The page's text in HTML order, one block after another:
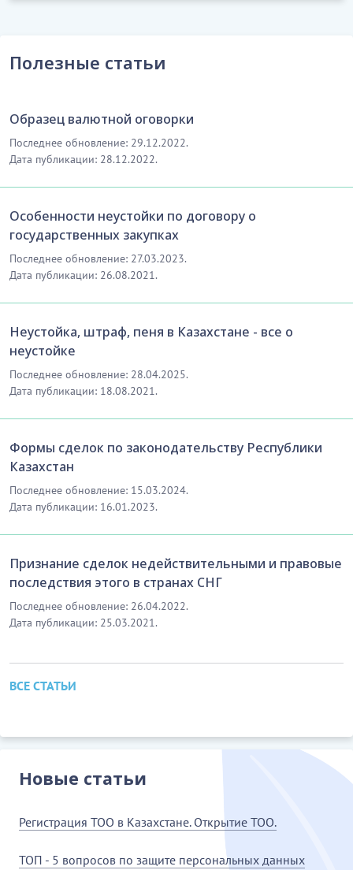
Полезные статьи
Образец валютной оговорки
Последнее обновление: 29.12.2022.
Дата публикации: 28.12.2022.
Особенности неустойки по договору о
государственных закупках
Последнее обновление: 27.03.2023.
Дата публикации: 26.08.2021.
Неустойка, штраф, пеня в Казахстане - все о
неустойке
Последнее обновление: 28.04.2025.
Дата публикации: 18.08.2021.
Формы сделок по законодательству Республики
Казахстан
Последнее обновление: 15.03.2024.
Дата публикации: 16.01.2023.
Признание сделок недействительными и правовые
последствия этого в странах СНГ
Последнее обновление: 26.04.2022.
Дата публикации: 25.03.2021.
ВСЕ СТАТЬИ
Новые статьи
Регистрация ТОО в Казахстане. Открытие ТОО.
ТОП - 5 вопросов по защите персональных данных